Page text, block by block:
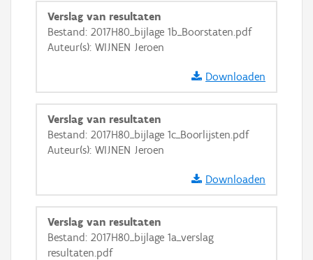
Basis Lagen
Ortho
GRB-Basiskaart
GRB-Basiskaart in grijswaarden
Verslag van resultaten
Bestand: 2017H80_bijlage 1b_Boorstaten.pdf
Auteur(s): WIJNEN Jeroen
Downloaden
Verslag van resultaten
Bestand: 2017H80_bijlage 1c_Boorlijsten.pdf
Auteur(s): WIJNEN Jeroen
Downloaden
Verslag van resultaten
Bestand: 2017H80_bijlage 1a_verslag
resultaten.pdf